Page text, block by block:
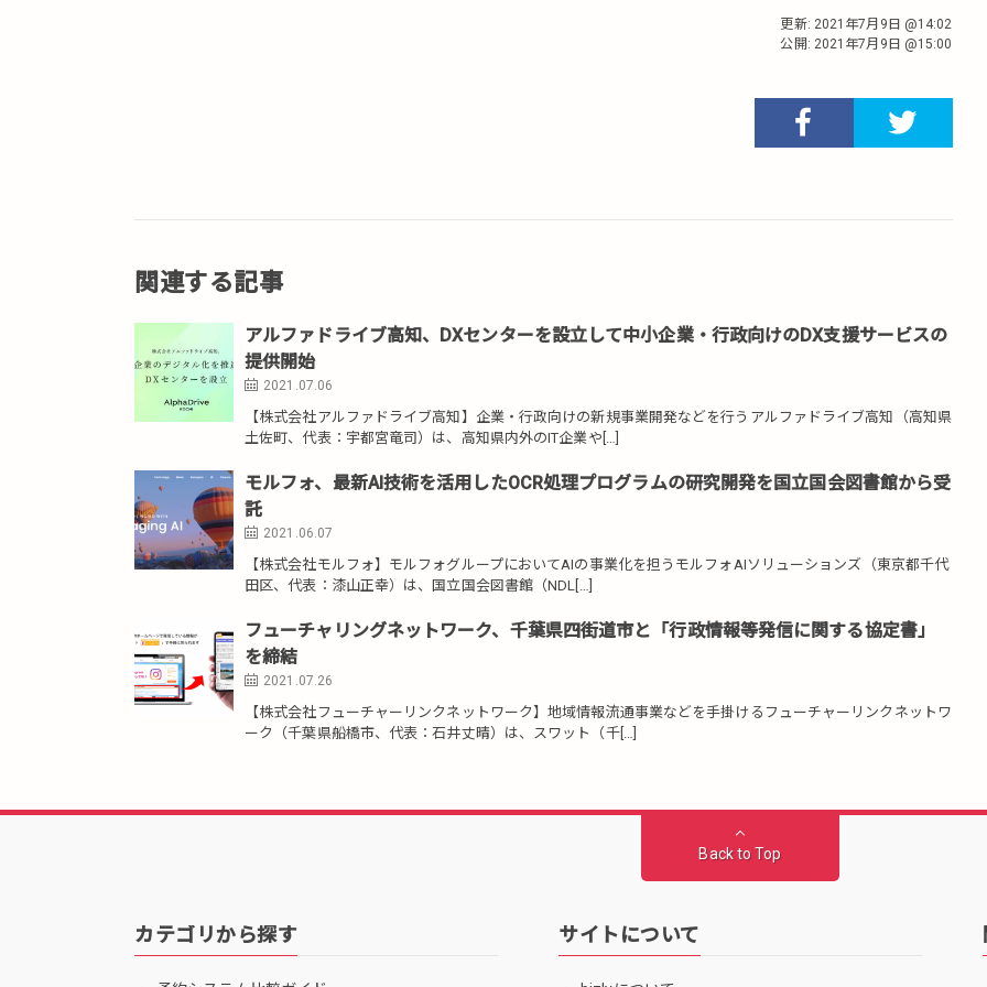
更新: 2021年7月9日 @14:02
公開: 2021年7月9日 @15:00
関連する記事
アルファドライブ高知、DXセンターを設立して中小企業・行政向けのDX支援サービスの
提供開始
2021.07.06
【株式会社アルファドライブ高知】企業・行政向けの新規事業開発などを行うアルファドライブ高知（高知県
土佐町、代表：宇都宮竜司）は、高知県内外のIT企業や[…]
モルフォ、最新AI技術を活用したOCR処理プログラムの研究開発を国立国会図書館から受
託
2021.06.07
【株式会社モルフォ】モルフォグループにおいてAIの事業化を担うモルフォAIソリューションズ（東京都千代
田区、代表：漆山正幸）は、国立国会図書館（NDL[…]
フューチャリングネットワーク、千葉県四街道市と「行政情報等発信に関する協定書」
を締結
2021.07.26
【株式会社フューチャーリンクネットワーク】地域情報流通事業などを手掛けるフューチャーリンクネットワ
ーク（千葉県船橋市、代表：石井丈晴）は、スワット（千[…]
Back to Top
カテゴリから探す サイトについて